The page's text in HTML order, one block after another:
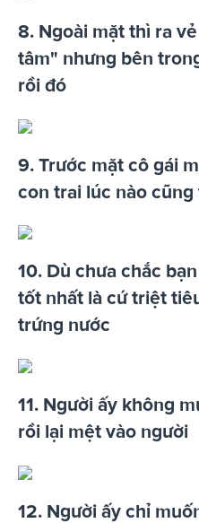
8. Ngoài mặt thì ra
tâm" nhưng bên
rồi đó
9. Trước mặt cô gái
con trai lúc nào
10. Dù chưa chắc
tốt nhất là cứ triệt
trứng nước
11. Người ấy không
rồi lại mệt vào người
12. Người ấy chỉ